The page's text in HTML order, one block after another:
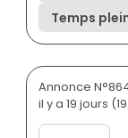
Temps
Annonce
il y a 19 jours